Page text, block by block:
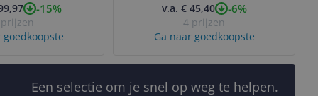
voor
en
-15%
goedkoopste
°C
v.a. € 45,40 -6%
4 prijzen
Ga naar goedkoopste
Een selectie om je snel op weg te helpen.